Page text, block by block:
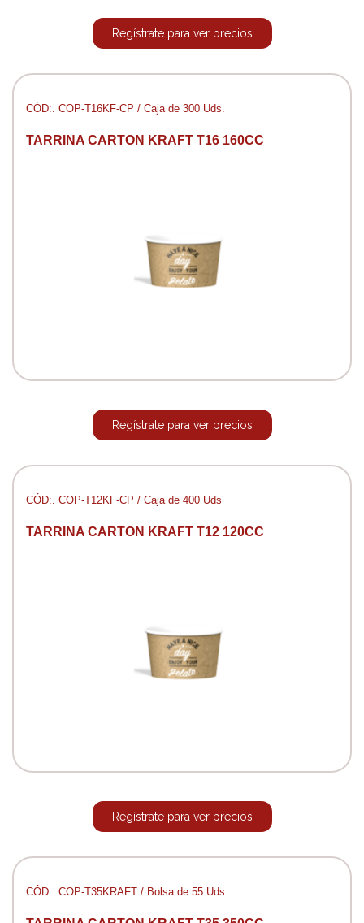
Regístrate para ver precios
CÓD:. COP-T16KF-CP / Caja de 300 Uds.
TARRINA CARTON KRAFT T16 160CC
Regístrate para ver precios
CÓD:. COP-T12KF-CP / Caja de 400 Uds
TARRINA CARTON KRAFT T12 120CC
Regístrate para ver precios
CÓD:. COP-T35KRAFT / Bolsa de 55 Uds.